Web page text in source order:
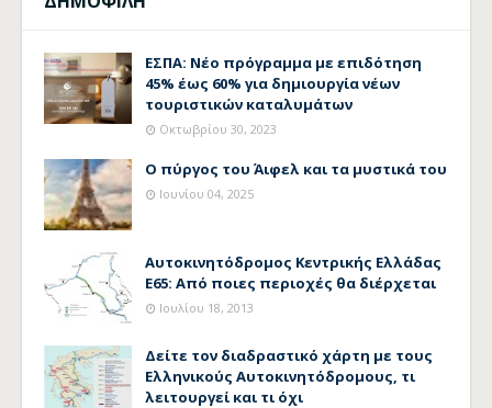
ΕΣΠΑ: Νέο πρόγραμμα με επιδότηση
45% έως 60% για δημιουργία νέων
τουριστικών καταλυμάτων
Οκτωβρίου 30, 2023
Ο πύργος του Άιφελ και τα μυστικά του
Ιουνίου 04, 2025
Αυτοκινητόδρομος Κεντρικής Ελλάδας
Ε65: Από ποιες περιοχές θα διέρχεται
Ιουλίου 18, 2013
Δείτε τον διαδραστικό χάρτη με τους
Ελληνικούς Αυτοκινητόδρομους, τι
λειτουργεί και τι όχι